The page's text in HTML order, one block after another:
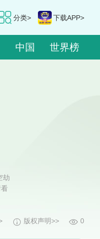
分类> 下载APP>
中国 世界榜
劫
0
版权声明>>